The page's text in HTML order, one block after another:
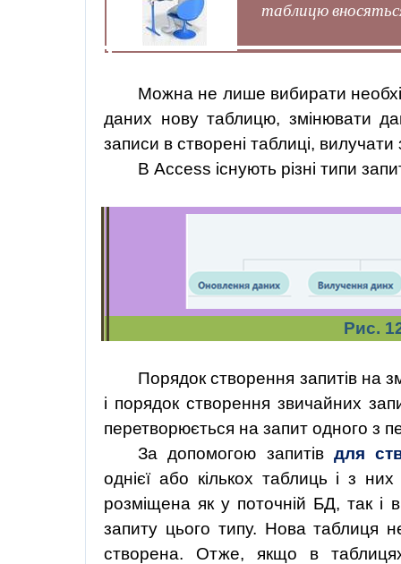
таблицю
Можна не лише вибирати
даних нову таблицю, змінювати
записи в створені таблиці,
В Access існують різні типи
Рис.
Порядок створення запитів на
і порядок створення звичайних
перетворюється на запит одного з
За допомогою запитів для
однієї або кількох таблиць і з
розміщена як у поточній БД, так і в
запиту цього типу. Нова таблиця
створена. Отже, якщо в